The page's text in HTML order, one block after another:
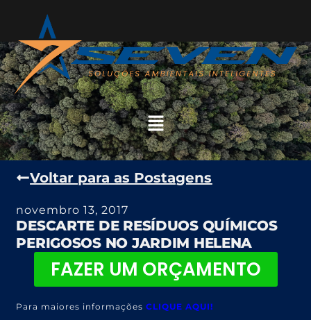
Voltar para as Postagens
novembro 13, 2017
DESCARTE DE RESÍDUOS QUÍMICOS
PERIGOSOS NO JARDIM HELENA
FAZER UM ORÇAMENTO
Para maiores informaçõesCLIQUE AQUI!